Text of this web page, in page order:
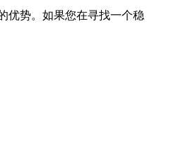
优势。如果您在寻找一个稳